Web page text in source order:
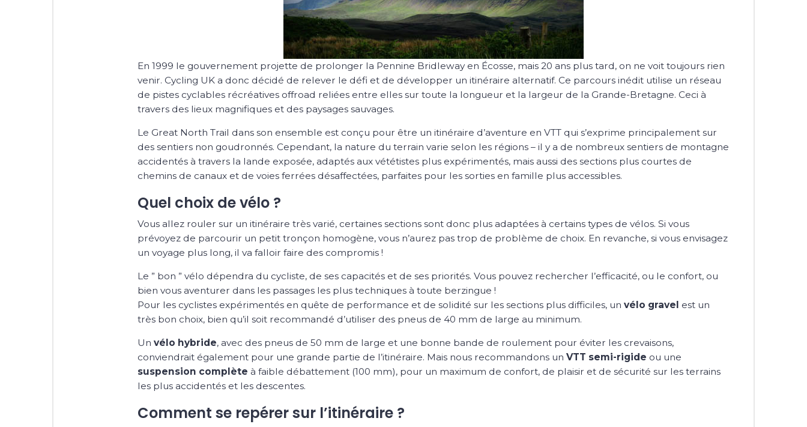
En 1999 le gouvernement projette de prolonger la Pennine Bridlewayen Écosse, mais 20 ans plus tard, on ne voit toujours rien
venir. Cycling UK a donc décidé de relever le défi et de développer un itinéraire alternatif. Ce parcours inédit utilise un réseau
de pistes cyclables récréatives offroad reliées entre elles sur toute la longueur et la largeur de la Grande-Bretagne. Ceci à
travers des lieux magnifiques et des paysages sauvages.
Le Great North Trail dans son ensemble est conçu pour être un itinéraire d’aventure en VTT qui s’exprime principalement sur
des sentiers non goudronnés. Cependant, la nature du terrain varie selon les régions – il y a de nombreux sentiers de montagne
accidentés à travers la lande exposée, adaptés aux vététistes plus expérimentés, mais aussi des sections plus courtes de
chemins de canaux et de voies ferrées désaffectées, parfaites pour les sorties en famille plus accessibles.
Quel choix de vélo ?
Vous allez rouler sur un itinéraire très varié, certaines sections sont donc plus adaptées à certains types de vélos. Si vous
prévoyez de parcourir un petit tronçon homogène, vous n’aurez pas trop de problème de choix. En revanche, si vous envisagez
un voyage plus long, il va falloir faire des compromis !
Le ” bon ” vélo dépendra du cycliste, de ses capacités et de ses priorités. Vous pouvez rechercher l’efficacité, ou le confort, ou
bien vous aventurer dans les passages les plus techniques à toute berzingue !
Pour les cyclistes expérimentés en quête de performance et de solidité sur les sections plus difficiles, un vélo gravel est un
très bon choix, bien qu’il soit recommandé d’utiliser des pneus de 40 mm de large au minimum.
Un vélo hybride, avec des pneus de 50 mm de large et une bonne bande de roulement pour éviter les crevaisons,
conviendrait également pour une grande partie de l’itinéraire. Mais nous recommandons un VTT semi-rigide ou une
suspension complète à faible débattement (100 mm), pour un maximum de confort, de plaisir et de sécurité sur les terrains
les plus accidentés et les descentes.
Comment se repérer sur l’itinéraire ?